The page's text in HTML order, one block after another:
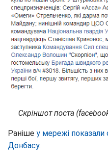
Скріншот поста
Раніше у мережі показали
Донбасу.